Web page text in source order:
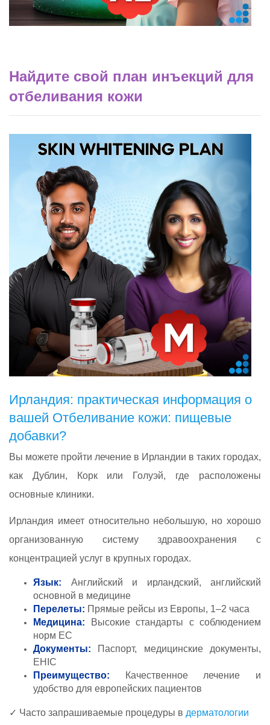
Найдите свой план инъекций для
отбеливания кожи
Ирландия: практическая информация о
вашей Отбеливание кожи: пищевые
добавки?
Вы можете пройти лечение в Ирландии в таких городах,
как Дублин, Корк или Голуэй, где расположены
основные клиники.
Ирландия имеет относительно небольшую, но хорошо
организованную систему здравоохранения с
концентрацией услуг в крупных городах.
Язык: Английский и ирландский, английский
основной в медицине
Перелеты: Прямые рейсы из Европы, 1–2 часа
Медицина:
Высокие стандарты с соблюдением
норм ЕС
Документы: Паспорт, медицинские документы,
EHIC
Преимущество:
Качественное лечение и
удобство для европейских пациентов
✓ Часто запрашиваемые процедуры в дерматологии